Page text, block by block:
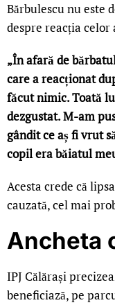
Bărbulescu nu este
despre reacția
„În afară de
care a reacționat
făcut nimic. Toată
dezgustat. M-am
gândit ce aș fi vrut
copil era băiatul
Acesta crede că
cauzată, cel mai
Ancheta
IPJ Călărași
beneficiază, pe